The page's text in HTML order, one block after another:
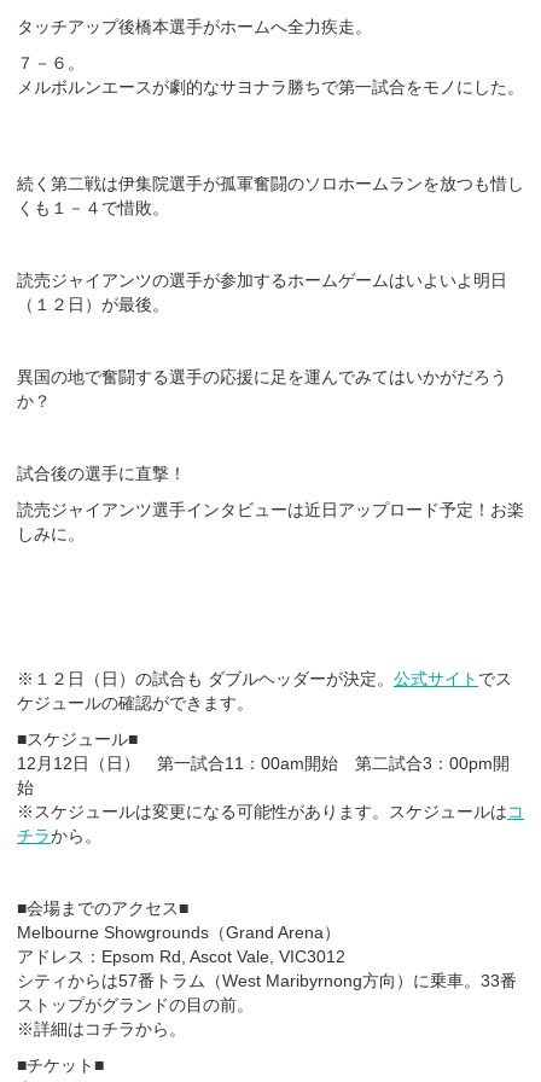
タッチアップ後橋本選手がホームへ全力疾走。
７－６。
メルボルンエースが劇的なサヨナラ勝ちで第一試合をモノにした。
続く第二戦は伊集院選手が孤軍奮闘のソロホームランを放つも惜し
くも１－４で惜敗。
読売ジャイアンツの選手が参加するホームゲームはいよいよ明日
（１２日）が最後。
異国の地で奮闘する選手の応援に足を運んでみてはいかがだろう
か？
試合後の選手に直撃！
読売ジャイアンツ選手インタビューは近日アップロード予定！お楽
しみに。
※１２日（日）の試合も ダブルヘッダーが決定。 公式サイト でス
ケジュールの確認ができます。
■スケジュール■
12月12日（日） 第一試合11：00am開始 第二試合3：00pm開
始
※スケジュールは変更になる可能性があります。スケジュールはコ
チラから。
■会場までのアクセス■
Melbourne Showgrounds（Grand Arena）
アドレス：Epsom Rd, Ascot Vale, VIC3012
シティからは57番トラム（West Maribyrnong方向）に乗車。33番
ストップがグランドの目の前。
※詳細はコチラから。
■チケット■